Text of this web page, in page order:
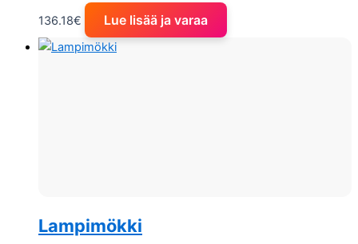
136.18€ Lue lisää ja varaa
Lampimökki